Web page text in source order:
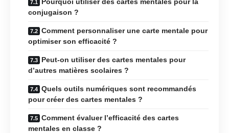
conjugaison ?
Comment personnaliser une carte mentale pour
optimiser son efficacité ?
Peut-on utiliser des cartes mentales pour
d’autres matières scolaires ?
Quels outils numériques sont recommandés
pour créer des cartes mentales ?
Comment évaluer l’efficacité des cartes
mentales en classe ?